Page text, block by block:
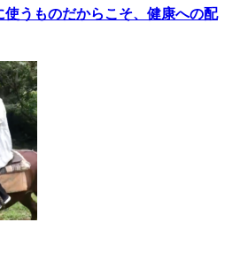
使うものだからこそ、健康への配